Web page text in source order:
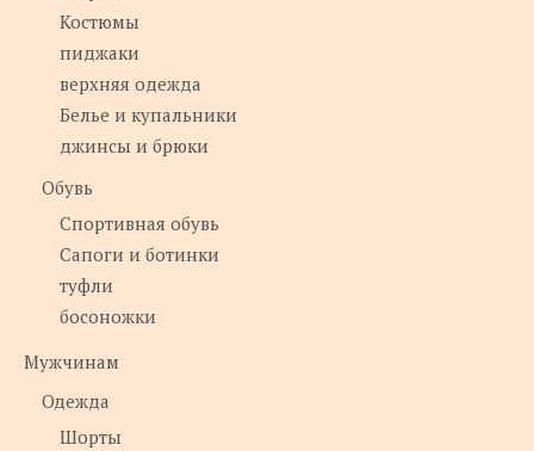
Костюмы
пиджаки
верхняя одежда
Белье и купальники
джинсы и брюки
Обувь
Спортивная обувь
Сапоги и ботинки
туфли
босоножки
Мужчинам
Одежда
Шорты